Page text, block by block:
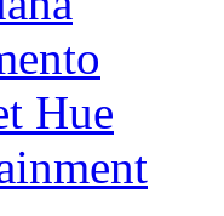
Hue